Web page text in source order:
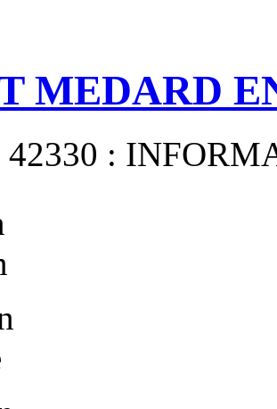
MEDARD
: